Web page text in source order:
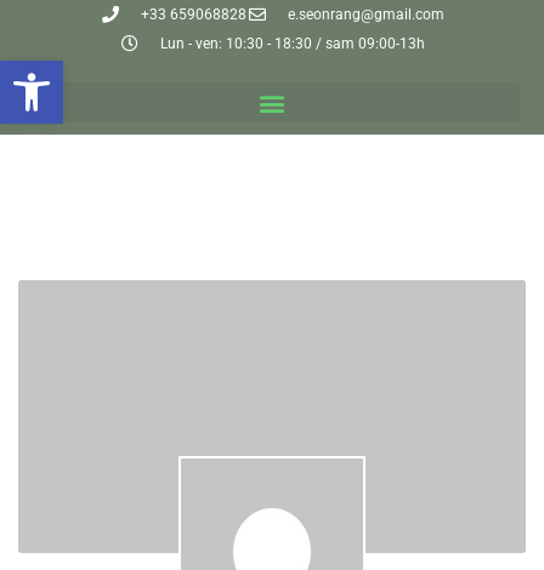
Ouvrir la barre d’outils
+33 659068828
e.seonrang@gmail.com
Lun - ven: 10:30 - 18:30 / sam 09:00-13h